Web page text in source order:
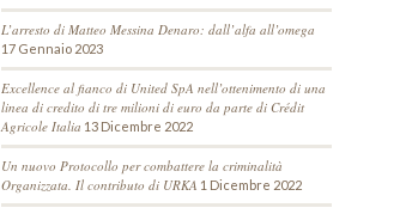
L’arresto di Matteo Messina Denaro: dall’alfa all’omega
17 Gennaio 2023
Excellence al fianco di United SpA nell’ottenimento di una
linea di credito di tre milioni di euro da parte di Crédit
Agricole Italia 13 Dicembre 2022
Un nuovo Protocollo per combattere la criminalità
Organizzata. Il contributo di URKA 1 Dicembre 2022